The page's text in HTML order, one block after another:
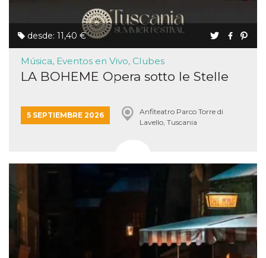
desde: 11,40 €
Música, Eventos en Vivo, Clubes
LA BOHEME Opera sotto le Stelle
5 SEPTIEMBRE 2026
Anfiteatro Parco Torre di
Lavello, Tuscania